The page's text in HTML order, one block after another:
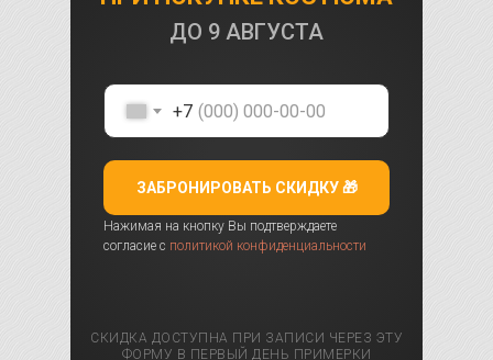
СКИДКА ДОСТУПНА ПРИ ЗАПИСИ ЧЕРЕЗ ЭТУ
ФОРМУ В ПЕРВЫЙ ДЕНЬ ПРИМЕРКИ
ДО 9 АВГУСТА
+7
ЗАБРОНИРОВАТЬ СКИДКУ 🎁
Нажимая на кнопку Вы подтверждаете
согласие с политикой конфиденциальности